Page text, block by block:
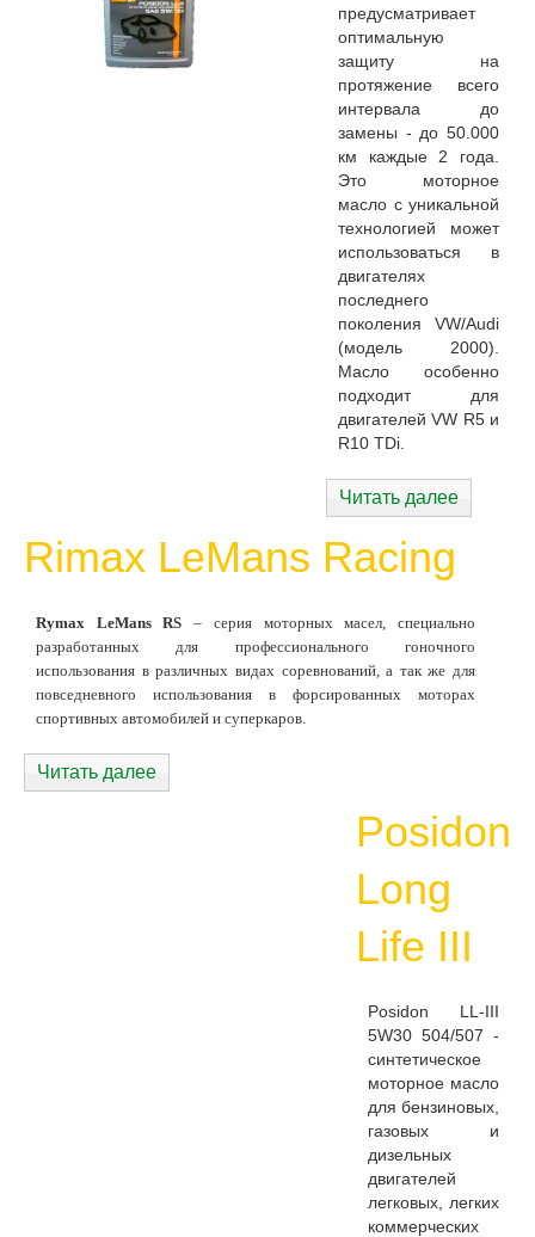
предусматривает
оптимальную
защиту на
протяжение всего
интервала до
замены - до 50.000
км каждые 2 года.
Это моторное
масло с уникальной
технологией может
использоваться в
двигателях
последнего
поколения VW/Audi
(модель 2000).
Масло особенно
подходит для
двигателей VW R5 и
R10 TDi.
Читать далее
Rimax LeMans Racing
Rymax LeMans RS – серия моторных масел, специально
разработанных для профессионального гоночного
использования в различных видах соревнований, а так же для
повседневного использования в форсированных моторах
спортивных автомобилей и суперкаров.
Читать далее
Posidon
Long
Life III
Posidon LL-III
5W30 504/507 -
синтетическое
моторное масло
для бензиновых,
газовых и
дизельных
двигателей
легковых, легких
коммерческих